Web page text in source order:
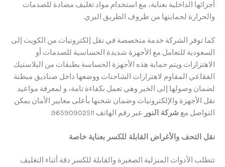
الداخلية بعناية، مع استخدام مواد تغليف مضادة للصدمات
لحمايتها من ظروف الطريق البري.
الشركة خدمة متخصصة في نقل إلكترونيات من الكويت إلى
للتعامل مع الأجهزة شديدة الحساسية للصدمات أو
ويتم حماية هذه الأجهزة الحساسة بطبقات من البلاستيك
المقاوم لاهتزازات الشاحنات ووضعها داخل صناديق مبطنة
وصولها إلى الخبر وهي تعمل بكفاءة تامة، و لمعرفة مواعيد
والإلكترونيات وضمان شحنها بأعلى معايير الأمان يمكن
معشركة النورعبر رقم الهاتف 96590902511.
والأغراض القابلة للكسر بعناية خاصة
الأدوات المنزلية الصغيرة والقابلة للكسر دقة أثناء التغليف